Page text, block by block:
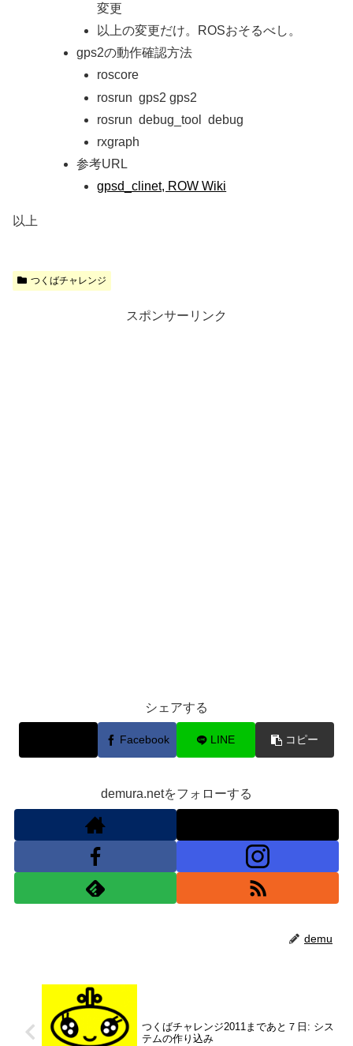
変更
以上の変更だけ。ROSおそるべし。
gps2の動作確認方法
roscore
rosrun gps2 gps2
rosrun debug_tool debug
rxgraph
参考URL
gpsd_clinet, ROW Wiki
以上
つくばチャレンジ
スポンサーリンク
シェアする
Facebook LINE コピー
demura.netをフォローする
demu
つくばチャレンジ2011まであと７日: シス
テムの作り込み